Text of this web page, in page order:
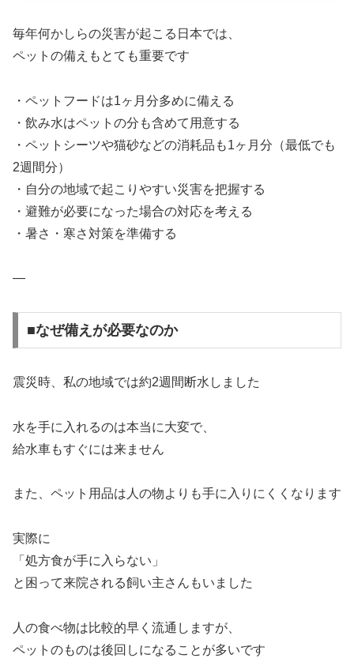
毎年何かしらの災害が起こる日本では、
ペットの備えもとても重要です
・ペットフードは1ヶ月分多めに備える
・飲み水はペットの分も含めて用意する
・ペットシーツや猫砂などの消耗品も1ヶ月分（最低でも
2週間分）
・自分の地域で起こりやすい災害を把握する
・避難が必要になった場合の対応を考える
・暑さ・寒さ対策を準備する
—
■なぜ備えが必要なのか
震災時、私の地域では約2週間断水しました
水を手に入れるのは本当に大変で、
給水車もすぐには来ません
また、ペット用品は人の物よりも手に入りにくくなります
実際に
「処方食が手に入らない」
と困って来院される飼い主さんもいました
人の食べ物は比較的早く流通しますが、
ペットのものは後回しになることが多いです